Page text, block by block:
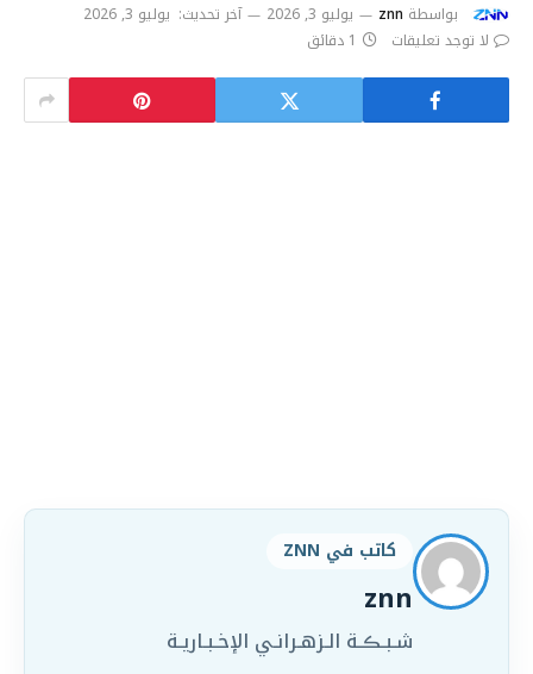
بواسطة znn يوليو 3, 2026 آخر تحديث: يوليو 3, 2026
لا توجد تعليقات
1 دقائق
كاتب في ZNN
znn
شـبـڪـة الـزهـرانـي الإخـبـاريـة